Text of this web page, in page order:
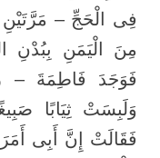
فِى الْحَجِّ – مَرَّتَيْنِ
مِنَ الْيَمَنِ بِبُدْنِ
فَوَجَدَ فَاطِمَةَ –
وَلَبِسَتْ ثِيَابًا
فَقَالَتْ إِنَّ أَبِى